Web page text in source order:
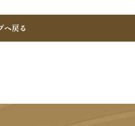
へ戻る
電話